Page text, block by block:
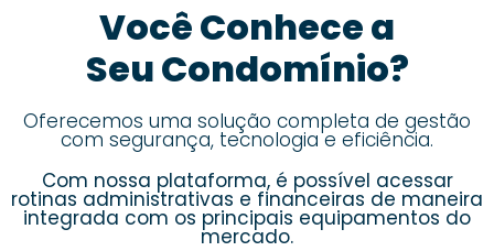
Você Conhece a
Seu Condomínio?
Oferecemos uma solução completa de gestão
com segurança, tecnologia e eficiência.
Com nossa plataforma, é possível acessar
rotinas administrativas e financeiras de maneira
integrada com os principais equipamentos do
mercado.